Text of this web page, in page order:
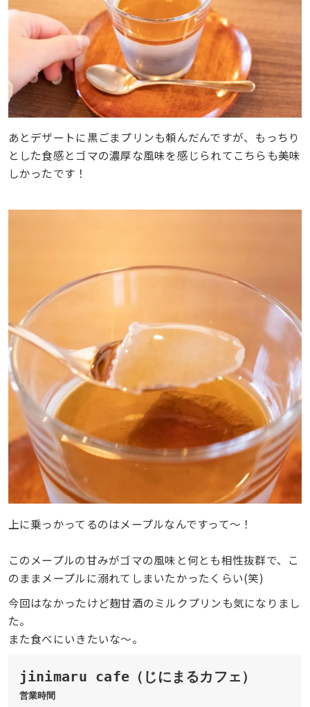
あとデザートに黒ごまプリンも頼んだんですが、もっちり
とした食感とゴマの濃厚な風味を感じられてこちらも美味
しかったです！
上に乗っかってるのはメープルなんですって〜！
このメープルの甘みがゴマの風味と何とも相性抜群で、こ
のままメープルに溺れてしまいたかったくらい(笑)
今回はなかったけど麹甘酒のミルクプリンも気になりまし
た。
また食べにいきたいな〜。
営業時間